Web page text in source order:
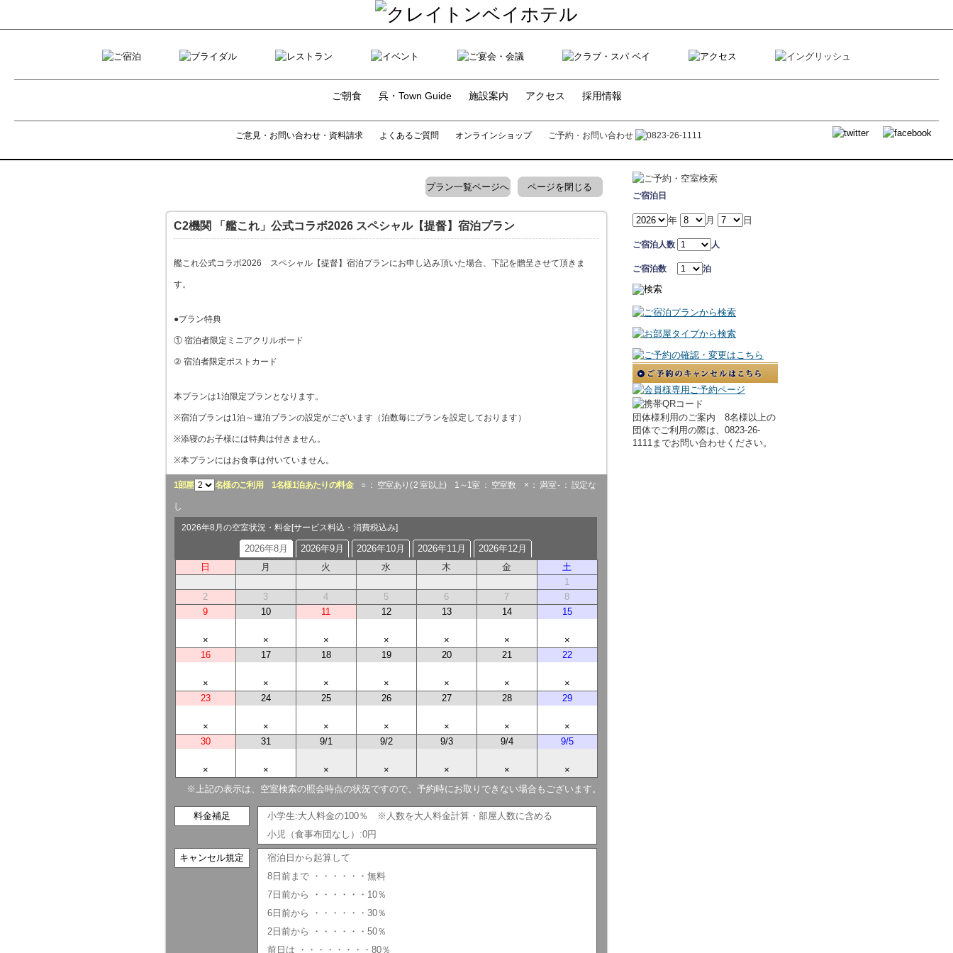
ご朝食 呉・Town Guide 施設案内 アクセス 採用情報
ご意見・お問い合わせ・資料請求 よくあるご質問 オンラインショップ ご予約・お問い合わせ
ページを閉じる
プラン一覧ページへ
C2機関 「艦これ」公式コラボ2026 スペシャル【提督】宿泊プラン
艦これ公式コラボ2026 スペシャル【提督】宿泊プランにお申し込み頂いた場合、下記を贈呈させて頂きま
す。
●プラン特典
① 宿泊者限定ミニアクリルボード
② 宿泊者限定ポストカード
本プランは1泊限定プランとなります。
※宿泊プランは1泊～連泊プランの設定がございます（泊数毎にプランを設定しております）
※添寝のお子様には特典は付きません。
※本プランにはお食事は付いていません。
1部屋 名様のご利用 1名様1泊あたりの料金○ ： 空室あり( 2 室以上) 1～1室 ： 空室数 × ： 満室 - ： 設定な
し
2026年8月の空室状況・料金[サービス料込・消費税込み]
2026年8月 2026年9月 2026年10月 2026年11月
2026年12月
日
月 火 水 木 金
土
1
2
3 4 5 6 7
8
9
×
10
×
11
×
12
×
13
×
14
×
15
×
16
×
17
×
18
×
19
×
20
×
21
×
22
×
23
×
24
×
25
×
26
×
27
×
28
×
29
×
30
×
31
×
9/1
×
9/2
×
9/3
×
9/4
×
9/5
×
※上記の表示は、空室検索の照会時点の状況ですので、予約時にお取りできない場合もございます。
料金補足
小学生:大人料金の100％ ※人数を大人料金計算・部屋人数に含める
小児（食事布団なし）:0円
キャンセル規定
宿泊日から起算して
8日前まで ・・・・・・無料
7日前から ・・・・・・10％
6日前から ・・・・・・30％
2日前から ・・・・・・50％
前日は ・・・・・・・・80％
ご宿泊日
年 月 日
ご宿泊人数 人
ご宿泊数 泊
団体様利用のご案内 8名様以上の
団体でご利用の際は、0823-26-
1111までお問い合わせください。